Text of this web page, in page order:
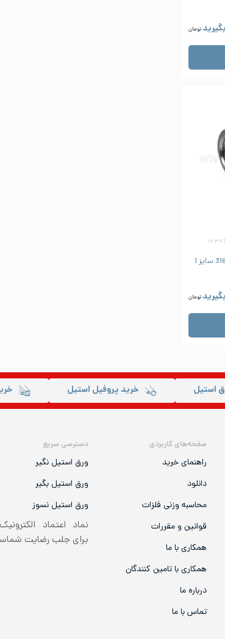
تومان
زانو 90 درجه دنده ای استیل 316 سایز 1
تومان
استیل خرید پروفیل استیل
صفحه‌های کاربردی
راهنمای خرید
دانلود
محاسبه وزنی فلزات
قوانین و مقررات
همکاری با ما
همکاری با تامین کنندگان
درباره ما
تماس با ما
دسترسی سریع
ورق استیل نگیر
ورق استیل بگیر
ورق استیل نسوز
نماد اعتماد
برای جلب رضایت